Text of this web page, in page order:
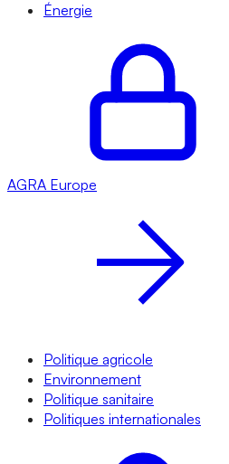
Énergie
AGRA Europe
Politique agricole
Environnement
Politique sanitaire
Politiques internationales